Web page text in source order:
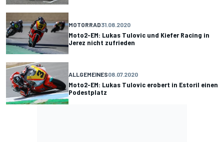
MOTORRAD31.08.2020
Moto2-EM: Lukas Tulovic und Kiefer Racing in
Jerez nicht zufrieden
ALLGEMEINES08.07.2020
Moto2-EM: Lukas Tulovic erobert in Estoril einen
Podestplatz